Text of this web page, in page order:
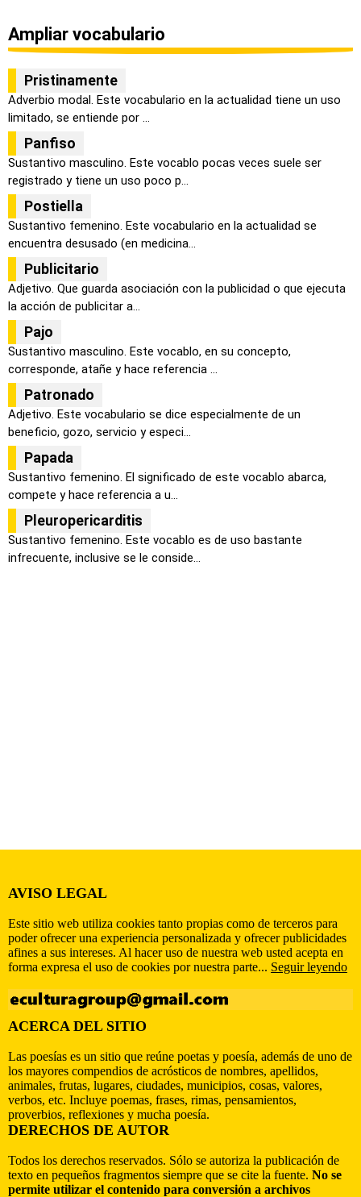
Ampliar vocabulario
Pristinamente
Adverbio modal. Este vocabulario en la actualidad tiene un uso
limitado, se entiende por ...
Panfiso
Sustantivo masculino. Este vocablo pocas veces suele ser
registrado y tiene un uso poco p...
Postiella
Sustantivo femenino. Este vocabulario en la actualidad se
encuentra desusado (en medicina...
Publicitario
Adjetivo. Que guarda asociación con la publicidad o que ejecuta
la acción de publicitar a...
Pajo
Sustantivo masculino. Este vocablo, en su concepto,
corresponde, atañe y hace referencia ...
Patronado
Adjetivo. Este vocabulario se dice especialmente de un
beneficio, gozo, servicio y especi...
Papada
Sustantivo femenino. El significado de este vocablo abarca,
compete y hace referencia a u...
Pleuropericarditis
Sustantivo femenino. Este vocablo es de uso bastante
infrecuente, inclusive se le conside...
AVISO LEGAL
Este sitio web utiliza cookies tanto propias como de terceros para
poder ofrecer una experiencia personalizada y ofrecer publicidades
afines a sus intereses. Al hacer uso de nuestra web usted acepta en
forma expresa el uso de cookies por nuestra parte... Seguir leyendo
ACERCA DEL SITIO
Las poesías es un sitio que reúne poetas y poesía, además de uno de
los mayores compendios de acrósticos de nombres, apellidos,
animales, frutas, lugares, ciudades, municipios, cosas, valores,
verbos, etc. Incluye poemas, frases, rimas, pensamientos,
proverbios, reflexiones y mucha poesía.
DERECHOS DE AUTOR
Todos los derechos reservados. Sólo se autoriza la publicación de
texto en pequeños fragmentos siempre que se cite la fuente. No se
permite utilizar el contenido para conversión a archivos